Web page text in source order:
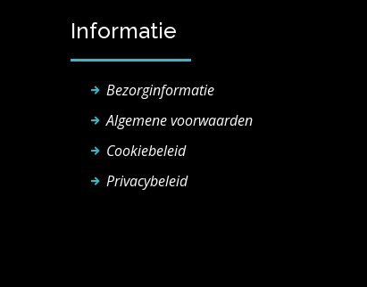
Informatie
Bezorginformatie
Algemene voorwaarden
Cookiebeleid
Privacybeleid